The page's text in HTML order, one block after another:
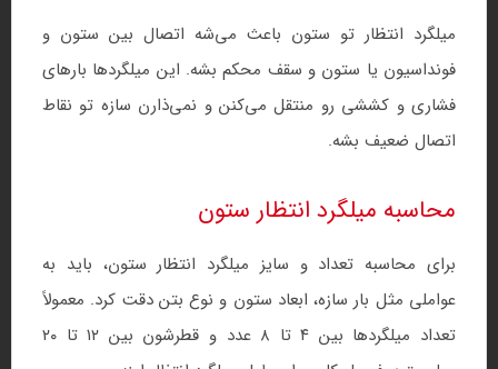
میلگرد انتظار تو ستون باعث می‌شه اتصال بین ستون و
فونداسیون یا ستون و سقف محکم بشه. این میلگردها بارهای
فشاری و کششی رو منتقل می‌کنن و نمی‌ذارن سازه تو نقاط
اتصال ضعیف بشه.
محاسبه میلگرد انتظار ستون
برای محاسبه تعداد و سایز میلگرد انتظار ستون، باید به
عواملی مثل بار سازه، ابعاد ستون و نوع بتن دقت کرد. معمولاً
تعداد میلگردها بین ۴ تا ۸ عدد و قطرشون بین ۱۲ تا ۲۰